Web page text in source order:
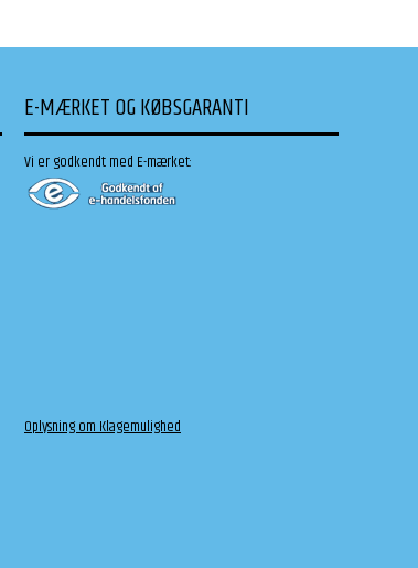
E-MÆRKET OG KØBSGARANTI
Vi er godkendt med E-mærket:
Oplysning om Klagemulighed